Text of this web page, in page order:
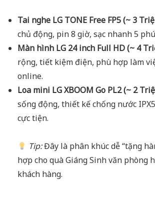
Tai nghe LG TONE Free FP5 (~ 3
chủ động, pin 8 giờ, sạc nhanh 5
Màn hình LG 24 inch Full HD (~ 4
rộng, tiết kiệm điện, phù hợp làm
online.
Loa mini LG XBOOM Go PL2 (~ 2
sống động, thiết kế chống nước
cực tiện.
Tip:Đây là phân khúc dễ “tặng
hợp cho quà Giáng Sinh văn phòng
khách hàng.